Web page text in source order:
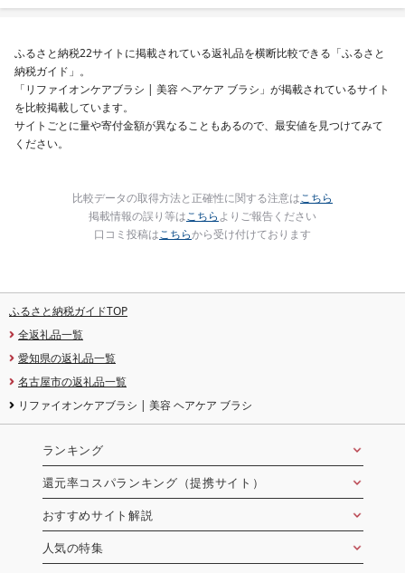
ふるさと納税22サイトに掲載されている返礼品を横断比較できる「ふるさと
納税ガイド」。
「リファイオンケアブラシ | 美容 ヘアケア ブラシ」が掲載されているサイト
を比較掲載しています。
サイトごとに量や寄付金額が異なることもあるので、最安値を見つけてみて
ください。
比較データの取得方法と正確性に関する注意はこちら
掲載情報の誤り等はこちらよりご報告ください
口コミ投稿はこちらから受け付けております
ふるさと納税ガイドTOP
全返礼品一覧
愛知県の返礼品一覧
名古屋市の返礼品一覧
リファイオンケアブラシ | 美容 ヘアケア ブラシ
ランキング
還元率コスパランキング（提携サイト）
おすすめサイト解説
人気の特集